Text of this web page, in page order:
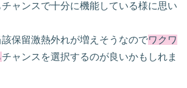
ャンスで十分に機能している様に思い
保留激熱外れが増えそうなのでワクワ
チャンスを選択するのが良いかもしれま